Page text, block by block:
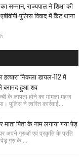
सम्मान, राज्यपाल ने शिक्षा की
पुलिस विवाद में कैंट थाना
हत्यारा निकला डायल-112 में
से बरामद हुआ शव
के लापता होने का मामला महज
ने त्वरित कार्रवाई...
पिता के नाम लगाया गया पेड़
अपने गुरुओं एवं प्रकृति के प्रति
गुरु के ...